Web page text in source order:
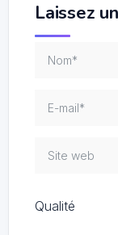
Laissez
Qualité